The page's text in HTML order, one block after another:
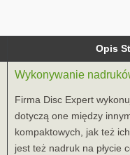
Opis
Wykonywanie
Firma Disc Expert
dotyczą one między
kompaktowych, jak też
jest też nadruk na płycie